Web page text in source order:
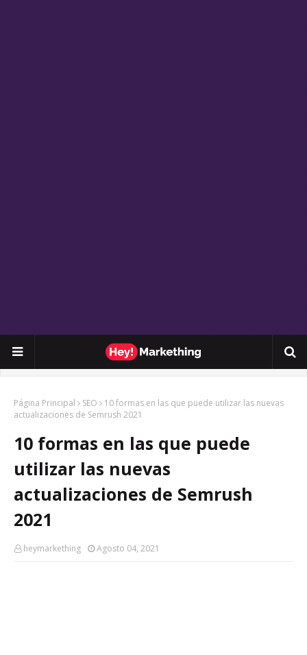
Página Principal SEO
10 formas en las que puede utilizar las nuevas
actualizaciones de Semrush 2021
10 formas en las que puede
utilizar las nuevas
actualizaciones de Semrush
2021
heymarkething Agosto 04, 2021